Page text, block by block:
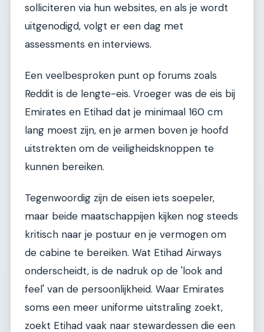
solliciteren via hun websites, en als je wordt
uitgenodigd, volgt er een dag met
assessments en interviews.
Een veelbesproken punt op forums zoals
Reddit is de lengte-eis. Vroeger was de eis bij
Emirates en Etihad dat je minimaal 160 cm
lang moest zijn, en je armen boven je hoofd
uitstrekten om de veiligheidsknoppen te
kunnen bereiken.
Tegenwoordig zijn de eisen iets soepeler,
maar beide maatschappijen kijken nog steeds
kritisch naar je postuur en je vermogen om
de cabine te bereiken. Wat Etihad Airways
onderscheidt, is de nadruk op de 'look and
feel' van de persoonlijkheid. Waar Emirates
soms een meer uniforme uitstraling zoekt,
zoekt Etihad vaak naar stewardessen die een